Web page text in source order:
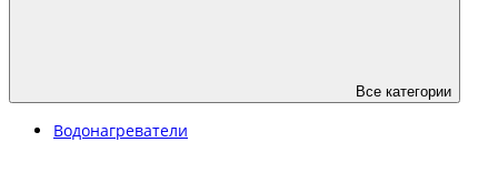
Все категории
Водонагреватели